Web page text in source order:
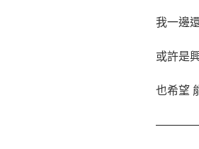
我一邊
或許是
也希望